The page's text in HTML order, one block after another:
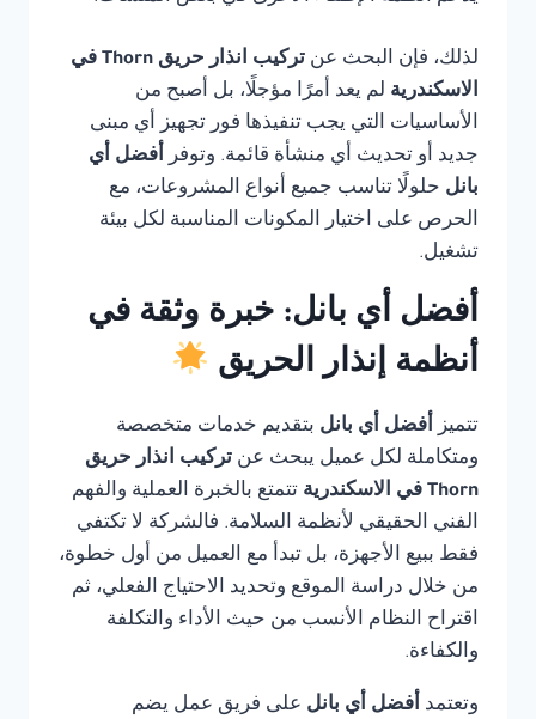
لذلك، فإن البحث عن
تركيب انذار حريق Thorn في
الاسكندرية لم يعد أمرًا مؤجلًا، بل أصبح من
الأساسيات التي يجب تنفيذها فور تجهيز أي مبنى
جديد أو تحديث أي منشأة قائمة. وتوفر أفضل أي
بانل حلولًا تناسب جميع أنواع المشروعات، مع
الحرص على اختيار المكونات المناسبة لكل بيئة
تشغيل.
أفضل أي بانل: خبرة وثقة في
أنظمة إنذار الحريق
تتميز أفضل أي بانل بتقديم خدمات متخصصة
ومتكاملة لكل عميل يبحث عن تركيب انذار حريق
Thorn في الاسكندرية
تتمتع بالخبرة العملية والفهم
الفني الحقيقي لأنظمة السلامة. فالشركة لا تكتفي
فقط ببيع الأجهزة، بل تبدأ مع العميل من أول خطوة،
من خلال دراسة الموقع وتحديد الاحتياج الفعلي، ثم
اقتراح النظام الأنسب من حيث الأداء والتكلفة
والكفاءة.
وتعتمد أفضل أي بانل على فريق عمل يضم